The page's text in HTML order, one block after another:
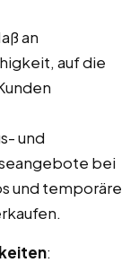
an
auf die
und
bei
und temporäre
: